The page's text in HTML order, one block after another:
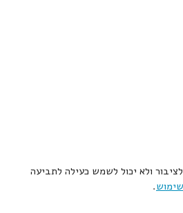
ולא יכול לשמש כעילה לתביעה
.